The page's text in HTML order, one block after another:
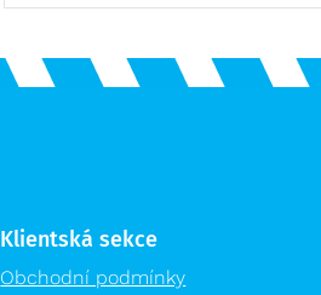
Klientská sekce
Obchodní podmínky